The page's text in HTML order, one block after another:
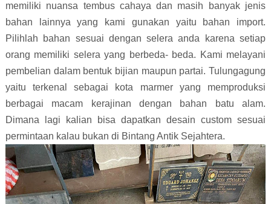
memiliki nuansa tembus cahaya dan masih banyak jenis
bahan lainnya yang kami gunakan yaitu bahan import.
Pilihlah bahan sesuai dengan selera anda karena setiap
orang memiliki selera yang berbeda- beda. Kami melayani
pembelian dalam bentuk bijian maupun partai. Tulungagung
yaitu terkenal sebagai kota marmer yang memproduksi
berbagai macam kerajinan dengan bahan batu alam.
Dimana lagi kalian bisa dapatkan desain custom sesuai
permintaan kalau bukan di Bintang Antik Sejahtera.